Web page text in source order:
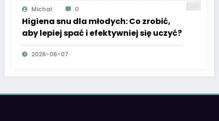
Michał 0
Higiena snu dla młodych: Co zrobić,
aby lepiej spać i efektywniej się uczyć?
2026-06-07